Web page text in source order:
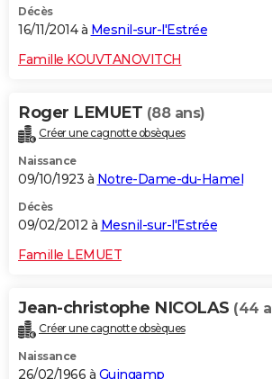
Décès
16/11/2014 à Mesnil-sur-l'Estrée
Famille KOUVTANOVITCH
Roger LEMUET (88 ans)
Créer une cagnotte obsèques
Naissance
09/10/1923 à Notre-Dame-du-Hamel
Décès
09/02/2012 à Mesnil-sur-l'Estrée
Famille LEMUET
Jean-christophe NICOLAS (44
Créer une cagnotte obsèques
Naissance
26/02/1966 à Guingamp